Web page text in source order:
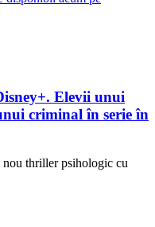
Elevii unui
criminal în serie în
thriller psihologic cu